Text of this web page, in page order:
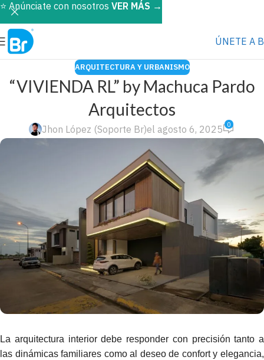
ÚNETE A
ARQUITECTURA Y URBANISMO
“VIVIENDA RL” by Machuca Pardo
Arquitectos
Jhon López (Soporte Br)el agosto 6, 2025 0
La arquitectura interior debe responder con precisión tanto a
las dinámicas familiares como al deseo de confort y elegancia,
⭐️ Anúnciate con nosotros VER MÁS →